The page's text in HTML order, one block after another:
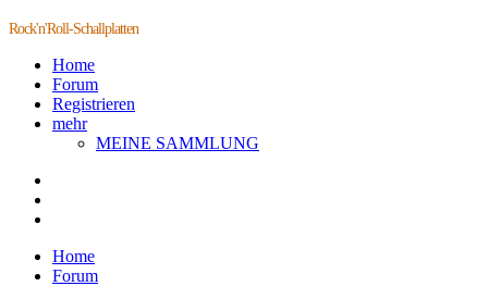
Rock'n'Roll-Schallplatten
Home
Forum
Registrieren
mehr
MEINE SAMMLUNG
Home
Forum